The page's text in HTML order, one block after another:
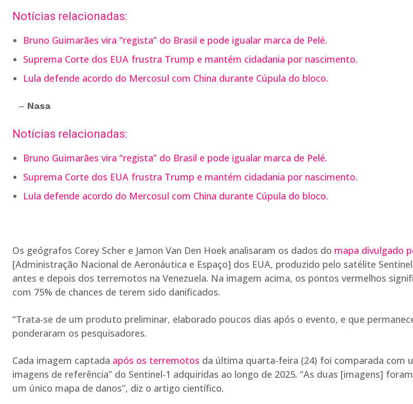
Notícias relacionadas:
Bruno Guimarães vira “regista” do Brasil e pode igualar marca de Pelé.
Suprema Corte dos EUA frustra Trump e mantém cidadania por nascimento.
Lula defende acordo do Mercosul com China durante Cúpula do bloco.
– Nasa
Notícias relacionadas:
Bruno Guimarães vira “regista” do Brasil e pode igualar marca de Pelé.
Suprema Corte dos EUA frustra Trump e mantém cidadania por nascimento.
Lula defende acordo do Mercosul com China durante Cúpula do bloco.
Os geógrafos Corey Scher e Jamon Van Den Hoek analisaram os dados do mapa divulgado
[Administração Nacional de Aeronáutica e Espaço] dos EUA, produzido pelo satélite
antes e depois dos terremotos na Venezuela. Na imagem acima, os pontos vermelhos
com 75% de chances de terem sido danificados.
“Trata-se de um produto preliminar, elaborado poucos dias após o evento, e que
ponderaram os pesquisadores.
Cada imagem captada após os terremotos da última quarta-feira (24) foi comparada com
imagens de referência” do Sentinel-1 adquiridas ao longo de 2025. “As duas [imagens]
um único mapa de danos”, diz o artigo científico.